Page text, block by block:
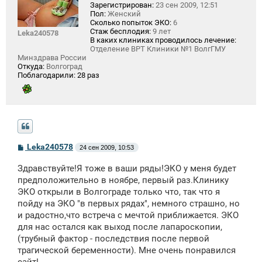
Leka240578
Зарегистрирован: 23 сен 2009, 12:51
Пол: Женский
Сколько попыток ЭКО: 6
Стаж бесплодия: 9 лет
В каких клиниках проводилось лечение:
Отделение ВРТ Клиники №1 ВолгГМУ
Минздрава России
Откуда: Волгоград
Поблагодарили: 28 раз
С
б
щ
е
н
и
Leka240578 24 сен 2009, 10:53
Здравствуйте!Я тоже в ваши ряды!ЭКО у меня будет
предположительно в ноябре, первый раз.Клинику
ЭКО открыли в Волгограде только что, так что я
пойду на ЭКО "в первых рядах", немного страшно, но
и радостно,что встреча с мечтой приближается. ЭКО
для нас остался как выход после лапароскопии,
(трубный фактор - последствия после первой
трагической беременности). Мне очень понравился